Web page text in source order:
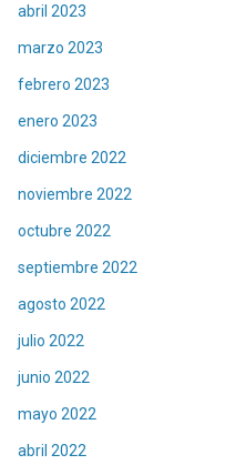
abril 2023
marzo 2023
febrero 2023
enero 2023
diciembre 2022
noviembre 2022
octubre 2022
septiembre 2022
agosto 2022
julio 2022
junio 2022
mayo 2022
abril 2022